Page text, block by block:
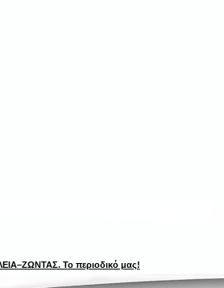
Το περιοδικό μας!